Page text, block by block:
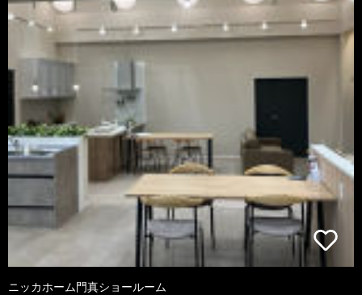
ニッカホーム門真ショールーム